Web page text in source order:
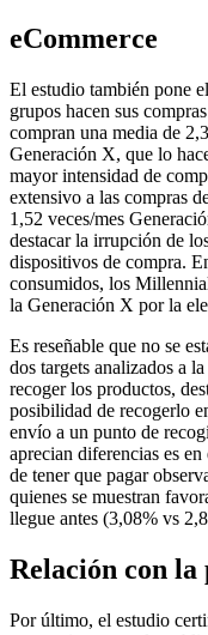
eCommerce
El estudio también pone
grupos hacen sus
compran una media de
Generación X, que lo
mayor intensidad de
extensivo a las compras
1,52 veces/mes
destacar la irrupción de
dispositivos de compra.
consumidos, los
la Generación X por la
Es reseñable que no se
dos targets analizados a
recoger los productos,
posibilidad de recogerlo
envío a un punto de
aprecian diferencias es
de tener que pagar
quienes se muestran
llegue antes (3,08% vs
Relación con la
Por último, el estudio